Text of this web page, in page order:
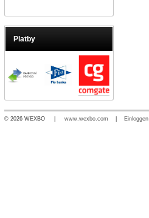
Platby
© 2026 WEXBO | www.wexbo.com Einloggen